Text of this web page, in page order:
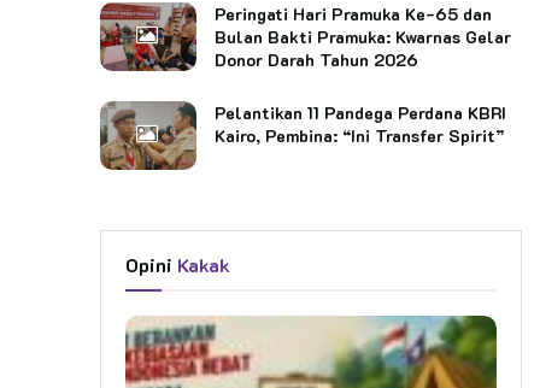
Peringati Hari Pramuka Ke-65 dan
Bulan Bakti Pramuka: Kwarnas Gelar
Donor Darah Tahun 2026
Pelantikan 11 Pandega Perdana KBRI
Kairo, Pembina: “Ini Transfer Spirit”
Opini Kakak